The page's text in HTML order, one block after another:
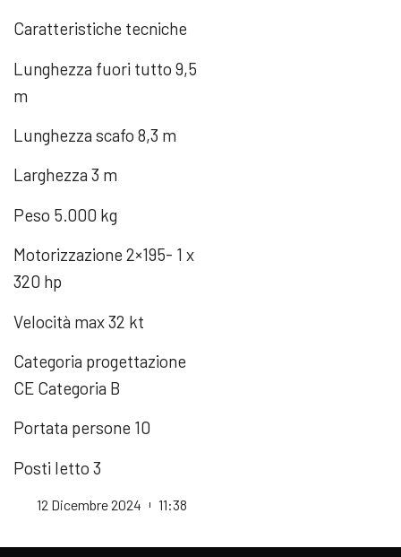
Caratteristiche tecniche
Lunghezza fuori tutto 9,5
m
Lunghezza scafo 8,3 m
Larghezza 3 m
Peso 5.000 kg
Motorizzazione 2×195- 1 x
320 hp
Velocità max 32 kt
Categoria progettazione
CE Categoria B
Portata persone 10
Posti letto 3
12 Dicembre 2024 11:38